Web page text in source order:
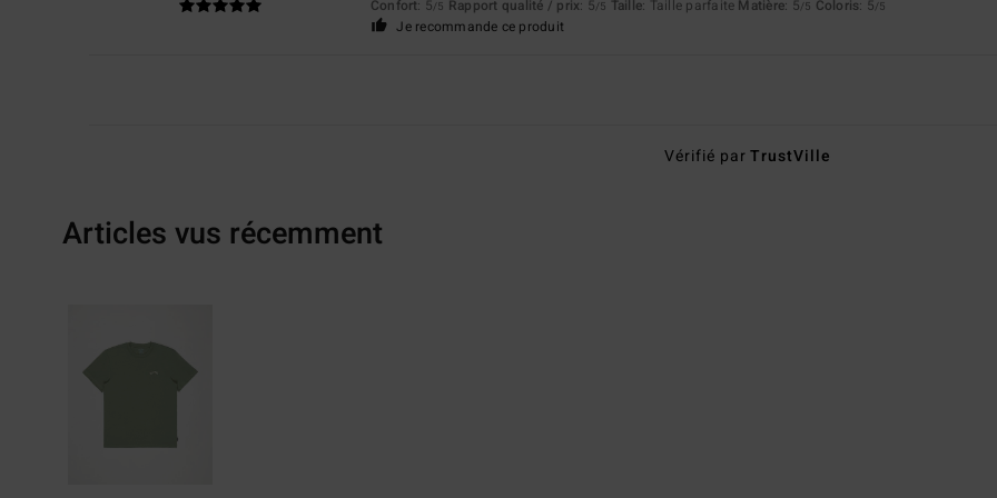
Confort: 5/5 Rapport qualité / prix: 5/5 Taille: Taille parfaite Matière: 5/5 Coloris: 5/5
Je recommande ce produit
Vérifié parTrustVille
Articles vus récemment